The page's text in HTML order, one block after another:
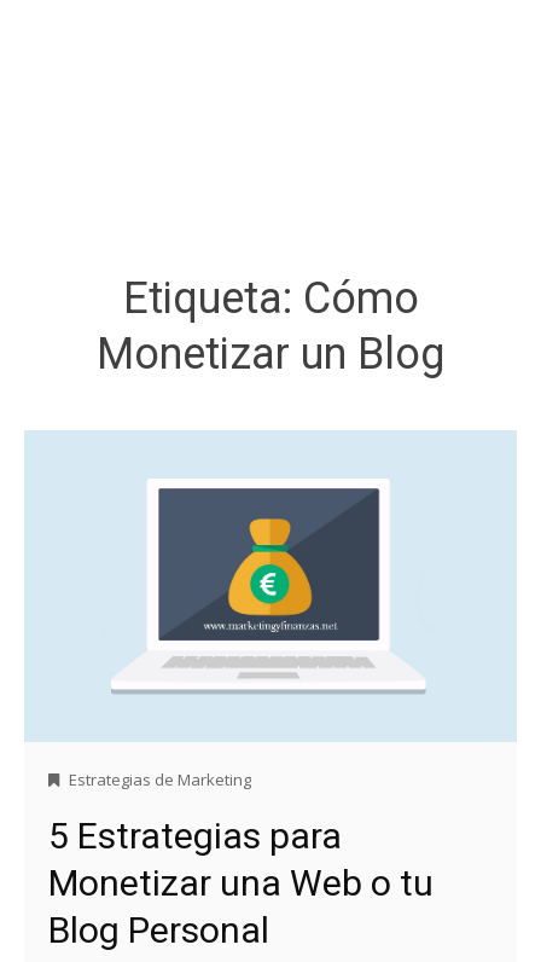
Etiqueta: Cómo
Monetizar un Blog
Estrategias de Marketing
5 Estrategias para
Monetizar una Web o tu
Blog Personal